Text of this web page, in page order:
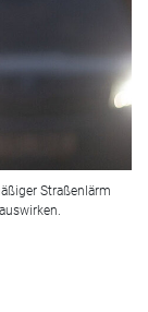
Straßenlärm